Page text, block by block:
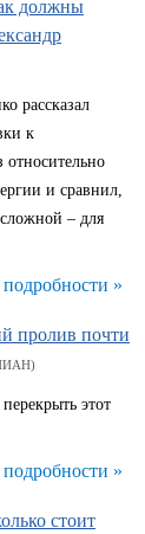
должны
рассказал
к
относительно
и сравнил,
– для
подробности »
пролив почти
этот
подробности »
стоит